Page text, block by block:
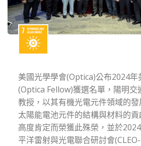
美國光學學會(Optica)公布2024
(Optica Fellow)獲選名單，陽明交
教授，以其有機光電元件領域的
太陽能電池元件的結構與材料的
高度肯定而榮獲此殊榮，並於
平洋雷射與光電聯合研討會